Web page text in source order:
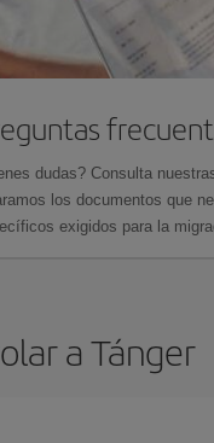
dudas? Consulta
los documentos que
exigidos para la
a Tánger